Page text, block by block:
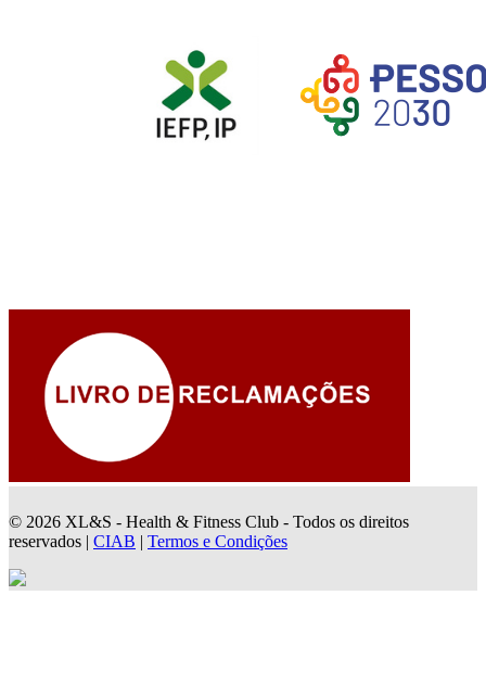
© 2026 XL&S - Health & Fitness Club - Todos os direitos
reservados | CIAB | Termos e Condições